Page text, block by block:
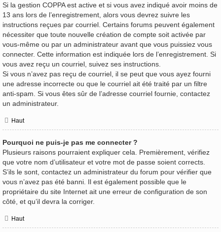
Si la gestion COPPA est active et si vous avez indiqué avoir moins de
13 ans lors de l’enregistrement, alors vous devrez suivre les
instructions reçues par courriel. Certains forums peuvent également
nécessiter que toute nouvelle création de compte soit activée par
vous-même ou par un administrateur avant que vous puissiez vous
connecter. Cette information est indiquée lors de l’enregistrement. Si
vous avez reçu un courriel, suivez ses instructions.
Si vous n’avez pas reçu de courriel, il se peut que vous ayez fourni
une adresse incorrecte ou que le courriel ait été traité par un filtre
anti-spam. Si vous êtes sûr de l’adresse courriel fournie, contactez
un administrateur.
Haut
Pourquoi ne puis-je pas me connecter ?
Plusieurs raisons pourraient expliquer cela. Premièrement, vérifiez
que votre nom d’utilisateur et votre mot de passe soient corrects.
S’ils le sont, contactez un administrateur du forum pour vérifier que
vous n’avez pas été banni. Il est également possible que le
propriétaire du site Internet ait une erreur de configuration de son
côté, et qu’il devra la corriger.
Haut